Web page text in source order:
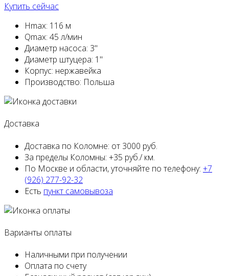
Купить сейчас
Hmax: 116 м
Qmax: 45 л/мин
Диаметр насоса: 3"
Диаметр штуцера: 1"
Корпус: нержавейка
Производство: Польша
Доставка
Доставка по Коломне: от 3000 руб.
За пределы Коломны: +35 руб./ км.
По Москве и области,уточняйте по телефону: +7
(926) 277-92-32
Есть пункт самовывоза
Варианты оплаты
Наличными при получении
Оплата по счету